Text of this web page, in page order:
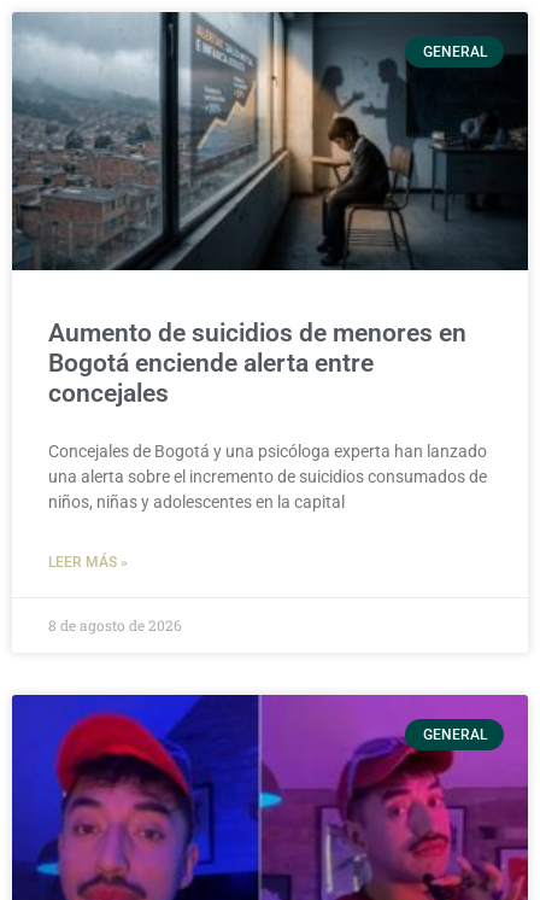
GENERAL
Aumento de suicidios de menores en
Bogotá enciende alerta entre
concejales
Concejales de Bogotá y una psicóloga experta han lanzado
una alerta sobre el incremento de suicidios consumados de
niños, niñas y adolescentes en la capital
LEER MÁS »
8 de agosto de 2026
GENERAL